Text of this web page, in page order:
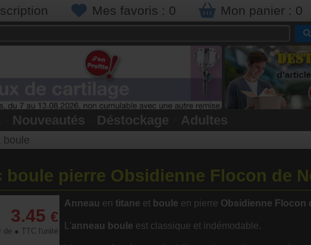
Mes favoris : 0 Mon panier : 0
Nouveautés Déstockage Adultes
boule
boule pierre Obsidienne Flocon de
3.45 €
de ● TTC l'unité
Anneau en titane et boule en pierre Obsidienne Flocon
L'anneau boule est classique et indémodable.